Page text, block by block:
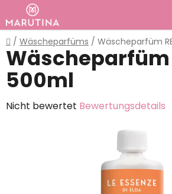
Inhalt
springen
Startseite
/ Wäscheparfüms / Wäscheparfüm
Wäscheparfüm
500ml
Die
Nicht bewertet Bewertungsdetails